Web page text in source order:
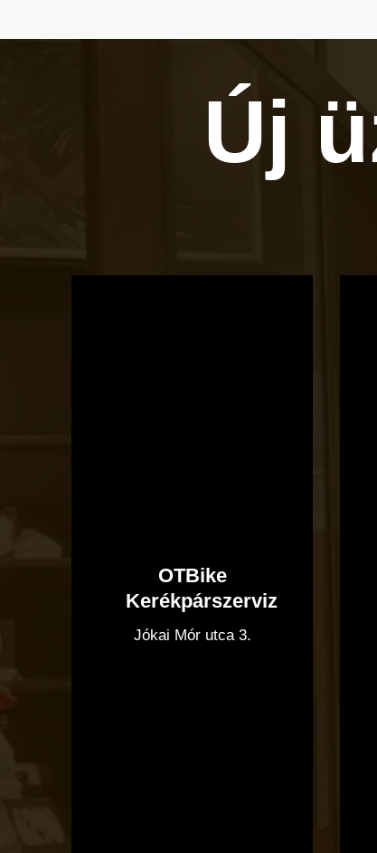
Új
OTBike
Kerékpárszerviz
Jókai Mór utca 3.